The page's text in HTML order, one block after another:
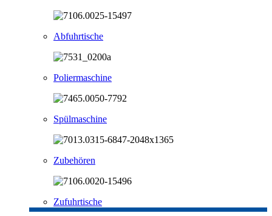
Abfuhrtische
Poliermaschine
Spülmaschine
Zubehören
Zufuhrtische